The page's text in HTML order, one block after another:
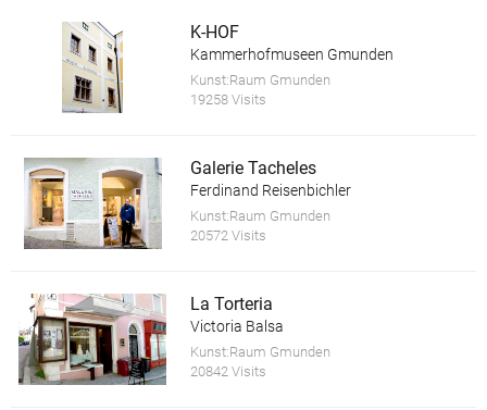
K-HOF
Kammerhofmuseen Gmunden
Kunst:Raum Gmunden
19258 Visits
Galerie Tacheles
Ferdinand Reisenbichler
Kunst:Raum Gmunden
20572 Visits
La Torteria
Victoria Balsa
Kunst:Raum Gmunden
20842 Visits